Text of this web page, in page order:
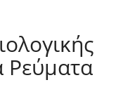
Ρεύματα